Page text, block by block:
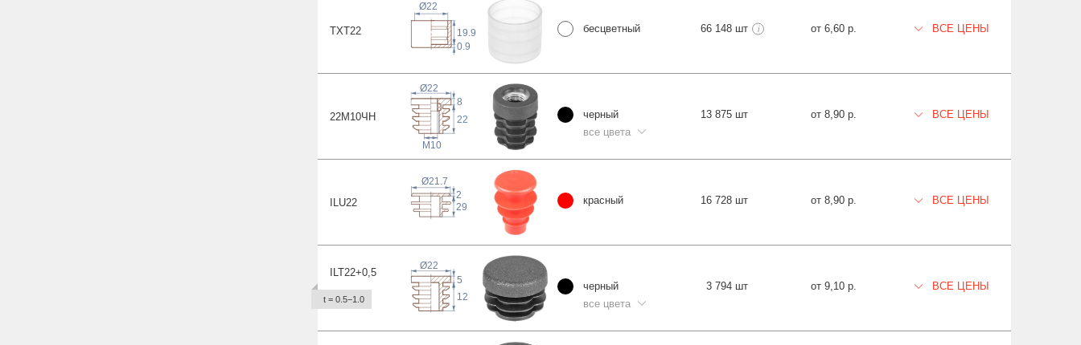
TXT22 19.9
Ø22
0.9
бесцветный 66 148 шт i от 6,60 р. ВСЕ ЦЕНЫ
22М10ЧН
8
22
Ø22
M10
черный
все цвета
13 875 шт от 8,90 р. ВСЕ ЦЕНЫ
ILU22
2
29
Ø21.7
красный 16 728 шт от 8,90 р. ВСЕ ЦЕНЫ
ILT22+0,5
t = 0.5−1.0
5
12
Ø22
черный
все цвета
3 794 шт от 9,10 р. ВСЕ ЦЕНЫ